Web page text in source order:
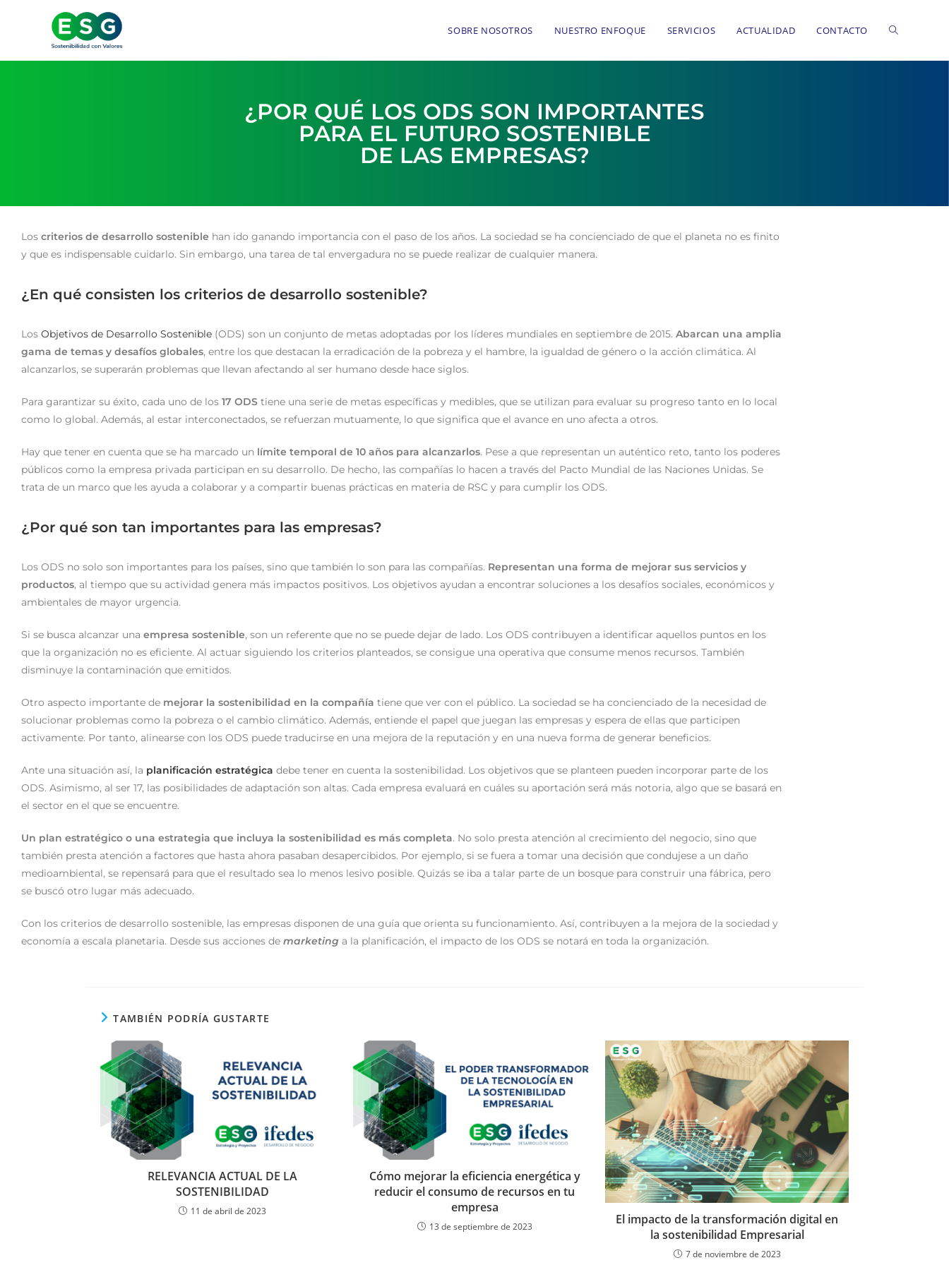
SOBRE NOSOTROS NUESTRO ENFOQUE SERVICIOS ACTUALIDAD CONTACTO
¿POR QUÉ LOS ODS SON IMPORTANTES
PARA EL FUTURO SOSTENIBLE
DE LAS EMPRESAS?
Los criterios de desarrollo sostenible han ido ganando importancia con el paso de los años. La sociedad se ha concienciado de que el planeta no es finito
y que es indispensable cuidarlo. Sin embargo, una tarea de tal envergadura no se puede realizar de cualquier manera.
¿En qué consisten los criterios de desarrollo sostenible?
Los Objetivos de Desarrollo Sostenible (ODS) son un conjunto de metas adoptadas por los líderes mundiales en septiembre de 2015. Abarcan una amplia
gama de temas y desafíos globales, entre los que destacan la erradicación de la pobreza y el hambre, la igualdad de género o la acción climática. Al
alcanzarlos, se superarán problemas que llevan afectando al ser humano desde hace siglos.
Para garantizar su éxito, cada uno de los 17 ODS tiene una serie de metas específicas y medibles, que se utilizan para evaluar su progreso tanto en lo local
como lo global. Además, al estar interconectados, se refuerzan mutuamente, lo que significa que el avance en uno afecta a otros.
Hay que tener en cuenta que se ha marcado un límite temporal de 10 años para alcanzarlos. Pese a que representan un auténtico reto, tanto los poderes
públicos como la empresa privada participan en su desarrollo. De hecho, las compañías lo hacen a través del Pacto Mundial de las Naciones Unidas. Se
trata de un marco que les ayuda a colaborar y a compartir buenas prácticas en materia de RSC y para cumplir los ODS.
¿Por qué son tan importantes para las empresas?
Los ODS no solo son importantes para los países, sino que también lo son para las compañías. Representan una forma de mejorar sus servicios y
productos, al tiempo que su actividad genera más impactos positivos. Los objetivos ayudan a encontrar soluciones a los desafíos sociales, económicos y
ambientales de mayor urgencia.
Si se busca alcanzar una empresa sostenible, son un referente que no se puede dejar de lado. Los ODS contribuyen a identificar aquellos puntos en los
que la organización no es eficiente. Al actuar siguiendo los criterios planteados, se consigue una operativa que consume menos recursos. También
disminuye la contaminación que emitidos.
Otro aspecto importante de mejorar la sostenibilidad en la compañía tiene que ver con el público. La sociedad se ha concienciado de la necesidad de
solucionar problemas como la pobreza o el cambio climático. Además, entiende el papel que juegan las empresas y espera de ellas que participen
activamente. Por tanto, alinearse con los ODS puede traducirse en una mejora de la reputación y en una nueva forma de generar beneficios.
Ante una situación así, la planificación estratégica debe tener en cuenta la sostenibilidad. Los objetivos que se planteen pueden incorporar parte de los
ODS. Asimismo, al ser 17, las posibilidades de adaptación son altas. Cada empresa evaluará en cuáles su aportación será más notoria, algo que se basará en
el sector en el que se encuentre.
Un plan estratégico o una estrategia que incluya la sostenibilidad es más completa. No solo presta atención al crecimiento del negocio, sino que
también presta atención a factores que hasta ahora pasaban desapercibidos. Por ejemplo, si se fuera a tomar una decisión que condujese a un daño
medioambiental, se repensará para que el resultado sea lo menos lesivo posible. Quizás se iba a talar parte de un bosque para construir una fábrica, pero
se buscó otro lugar más adecuado.
Con los criterios de desarrollo sostenible, las empresas disponen de una guía que orienta su funcionamiento. Así, contribuyen a la mejora de la sociedad y
economía a escala planetaria. Desde sus acciones de marketing a la planificación, el impacto de los ODS se notará en toda la organización.
TAMBIÉN PODRÍA GUSTARTE
RELEVANCIA ACTUAL DE LA
SOSTENIBILIDAD​
11 de abril de 2023
Cómo mejorar la eficiencia energética y
reducir el consumo de recursos en tu
empresa
13 de septiembre de 2023
El impacto de la transformación digital en
la sostenibilidad Empresarial
7 de noviembre de 2023